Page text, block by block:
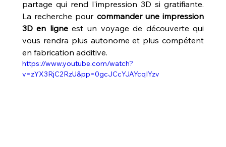
partage qui rend l'impression 3D si gratifiante.
La recherche pour commander une impression
3D en ligne est un voyage de découverte qui
vous rendra plus autonome et plus compétent
en fabrication additive.
https://www.youtube.com/watch?
v=zYX3RjC2RzU&pp=0gcJCcYJAYcqIYzv